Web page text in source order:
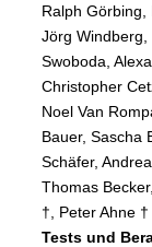
Ralph Görbing,
Jörg Windberg,
Swoboda,
Christopher
Noel Van
Bauer, Sascha
Schäfer,
Thomas
†, Peter Ahne †
Tests und